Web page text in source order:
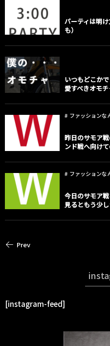
パーティは明
も）
いつもどこか
愛すべきオモ
ファッションな
昨日のサモア
ンド戦へ向け
ファッションな
今日のサモア
見るともう少
Prev
[instagram-feed]